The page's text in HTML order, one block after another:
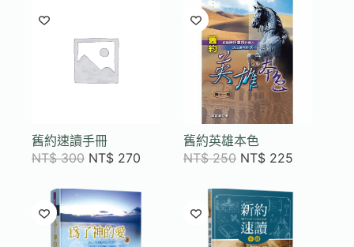
舊約速讀手冊
NT$300 NT$ 270
舊約英雄本色
NT$250 NT$ 225